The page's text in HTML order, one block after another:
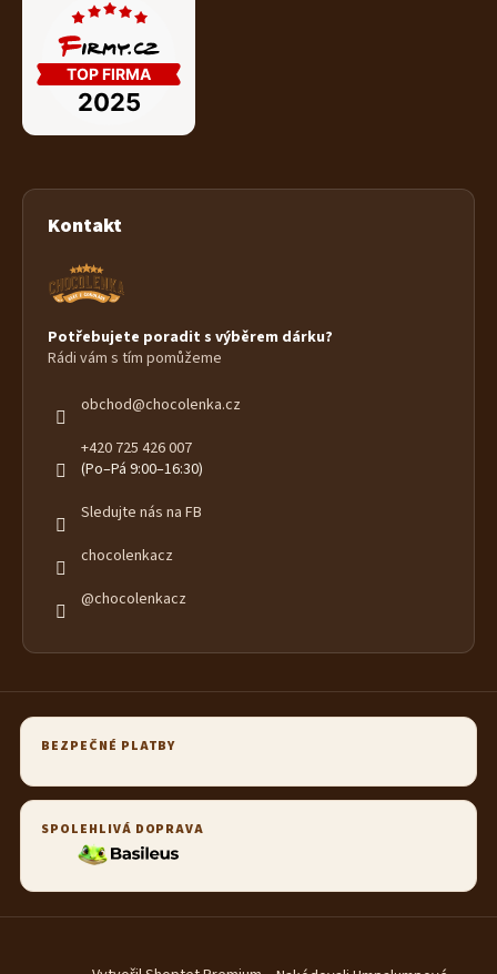
Kontakt
Potřebujete poradit s výběrem dárku?
Rádi vám s tím pomůžeme
obchod@chocolenka.cz
+420 725 426 007
(Po–Pá 9:00–16:30)
Sledujte nás na FB
chocolenkacz
@chocolenkacz
BEZPEČNÉ PLATBY
SPOLEHLIVÁ DOPRAVA